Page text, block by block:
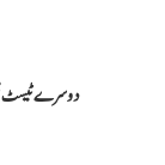
دوسرے ٹیسٹ میچ میں